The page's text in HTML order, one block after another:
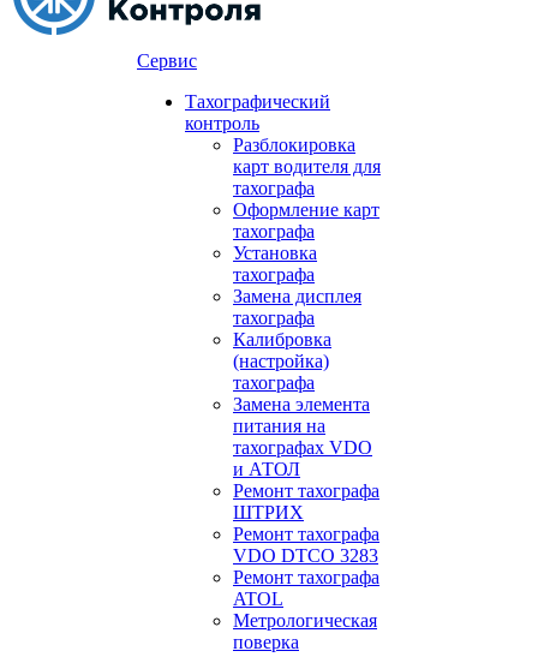
Сервис
Тахографический
контроль
Разблокировка
карт водителя для
тахографа
Оформление карт
тахографа
Установка
тахографа
Замена дисплея
тахографа
Калибровка
(настройка)
тахографа
Замена элемента
питания на
тахографах VDO
и АТОЛ
Ремонт тахографа
ШТРИХ
Ремонт тахографа
VDO DTCO 3283
Ремонт тахографа
ATOL
Метрологическая
поверка